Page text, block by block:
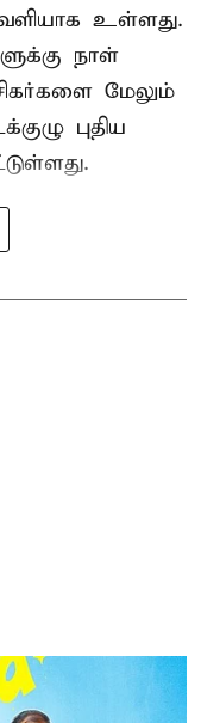
உள்ளது.
நாள்
மேலும்
புதிய